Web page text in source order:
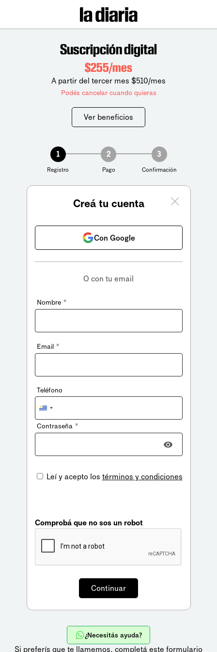
Suscripción digital
$255/mes
A partir del tercer mes $510/mes
Podés cancelar cuando quieras
Ver beneficios
1
Registro
2
Pago
3
Confirmación
Creá tu cuenta
Con Google
O con tu email
Nombre *
Email *
Teléfono
Uruguay
+598
Contraseña *
Leí y acepto los términos y condiciones
Comprobá que no sos un robot
¿Necesitás ayuda?
Si preferís que te llamemos, completá este formulario